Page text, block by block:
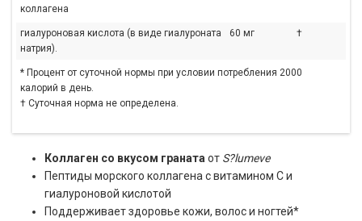
коллагена
гиалуроновая кислота (в виде гиалуроната
натрия).
60 мг †
* Процент от суточной нормы при условии потребления 2000
калорий в день.
† Суточная норма не определена.
Коллаген со вкусом граната от S?lumeve
Пептиды морского коллагена с витамином C и
гиалуроновой кислотой
Поддерживает здоровье кожи, волос и ногтей*